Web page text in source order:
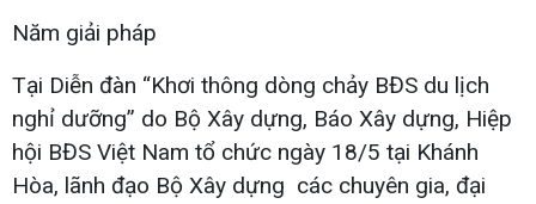
Năm ​​​​​giải pháp
Tại Diễn đàn “Khơi thông dòng chảy BĐS du lịch
nghỉ dưỡng” do Bộ Xây dựng, Báo Xây dựng, Hiệp
hội BĐS Việt Nam tổ chức ngày 18/5 tại Khánh
Hòa, lãnh đạo Bộ Xây dựng các chuyên gia, đại